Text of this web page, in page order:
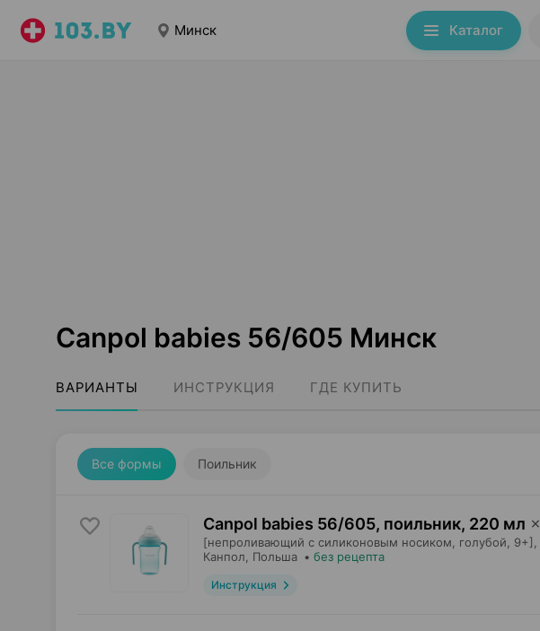
Минск Каталог
Canpol babies 56/605 Минск
ВАРИАНТЫ ИНСТРУКЦИЯ ГДЕ КУПИТЬ
Все формы Поильник
Canpol babies 56/605, поильник, 220 мл ×
[непроливающий с силиконовым носиком, голубой, 9+],
Канпол , Польша • без рецепта
Инструкция